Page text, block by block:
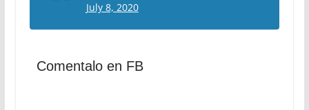
July 8, 2020
Comentalo en FB